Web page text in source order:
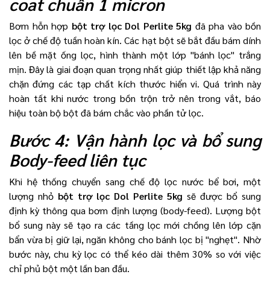
Bơm hỗn hợp bột trợ lọc Dol Perlite 5kg đã pha vào bồn
lọc ở chế độ tuần hoàn kín. Các hạt bột sẽ bắt đầu bám dính
lên bề mặt ống lọc, hình thành một lớp "bánh lọc" trắng
mịn. Đây là giai đoạn quan trọng nhất giúp thiết lập khả năng
chặn đứng các tạp chất kích thước hiển vi. Quá trình này
hoàn tất khi nước trong bồn trộn trở nên trong vắt, báo
hiệu toàn bộ bột đã bám chắc vào phần tử lọc.
Bước 4: Vận hành lọc và bổ sung
Body-feed liên tục
Khi hệ thống chuyển sang chế độ lọc nước bể bơi, một
lượng nhỏ bột trợ lọc Dol Perlite 5kg sẽ được bổ sung
định kỳ thông qua bơm định lượng (body-feed). Lượng bột
bổ sung này sẽ tạo ra các tầng lọc mới chồng lên lớp cặn
bẩn vừa bị giữ lại, ngăn không cho bánh lọc bị "nghẹt". Nhờ
bước này, chu kỳ lọc có thể kéo dài thêm 30% so với việc
chỉ phủ bột một lần ban đầu.